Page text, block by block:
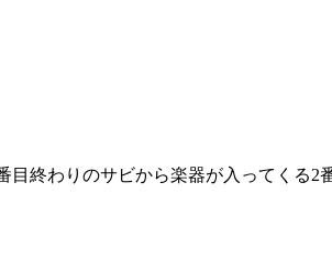
目終わりのサビから楽器が入ってくる